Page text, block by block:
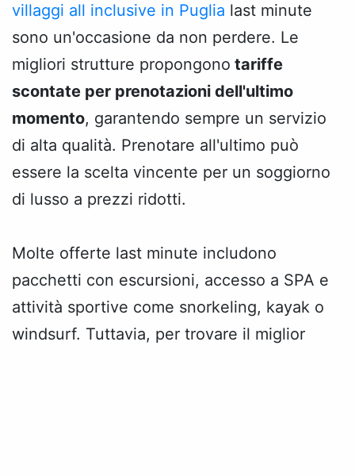
villaggi all inclusive in Puglia last minute
sono un'occasione da non perdere. Le
migliori strutture propongono tariffe
scontate per prenotazioni dell'ultimo
momento, garantendo sempre un servizio
di alta qualità. Prenotare all'ultimo può
essere la scelta vincente per un soggiorno
di lusso a prezzi ridotti.
Molte offerte last minute includono
pacchetti con escursioni, accesso a SPA e
attività sportive come snorkeling, kayak o
windsurf. Tuttavia, per trovare il miglior